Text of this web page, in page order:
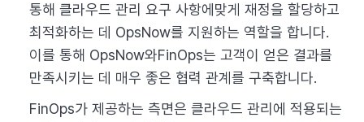
통해 클라우드 관리 요구 사항에맞게 재정을 할당하고
최적화하는 데 OpsNow를 지원하는 역할을 합니다.
이를 통해 OpsNow와FinOps는 고객이 얻은 결과를
만족시키는 데 매우 좋은 협력 관계를 구축합니다.
FinOps가 제공하는 측면은 클라우드 관리에 적용되는